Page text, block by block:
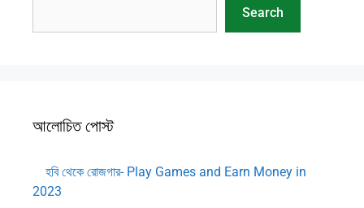
Search
আলোচিত পোস্ট
হবি থেকে রোজগার- Play Games and Earn Money in
2023